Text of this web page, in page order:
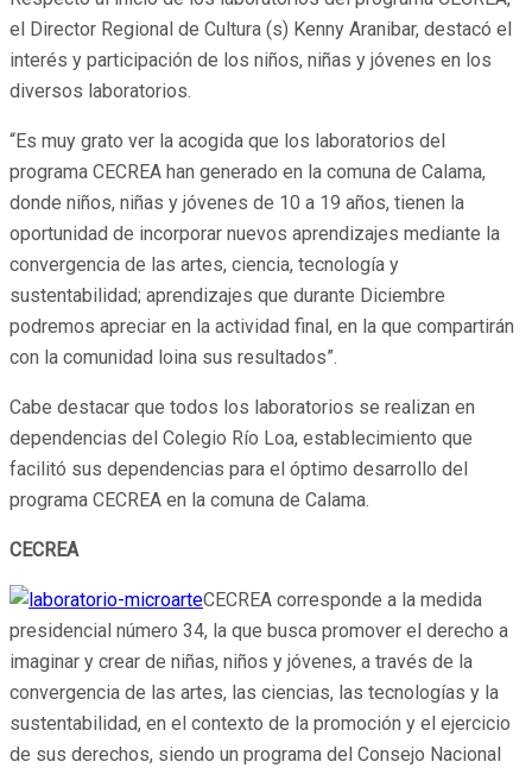
el Director Regional de Cultura (s) Kenny Aranibar, destacó el
interés y participación de los niños, niñas y jóvenes en los
diversos laboratorios.
“Es muy grato ver la acogida que los laboratorios del
programa CECREA han generado en la comuna de Calama,
donde niños, niñas y jóvenes de 10 a 19 años, tienen la
oportunidad de incorporar nuevos aprendizajes mediante la
convergencia de las artes, ciencia, tecnología y
sustentabilidad; aprendizajes que durante Diciembre
podremos apreciar en la actividad final, en la que compartirán
con la comunidad loina sus resultados”.
Cabe destacar que todos los laboratorios se realizan en
dependencias del Colegio Río Loa, establecimiento que
facilitó sus dependencias para el óptimo desarrollo del
programa CECREA en la comuna de Calama.
CECREA
CECREA corresponde a la medida
presidencial número 34, la que busca promover el derecho a
imaginar y crear de niñas, niños y jóvenes, a través de la
convergencia de las artes, las ciencias, las tecnologías y la
sustentabilidad, en el contexto de la promoción y el ejercicio
de sus derechos, siendo un programa del Consejo Nacional